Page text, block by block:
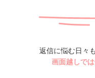
返信に悩む日々
画面越しで